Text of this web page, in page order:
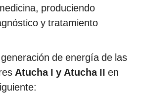
produciendo
y tratamiento
de energía de las
Atucha I y Atucha II en